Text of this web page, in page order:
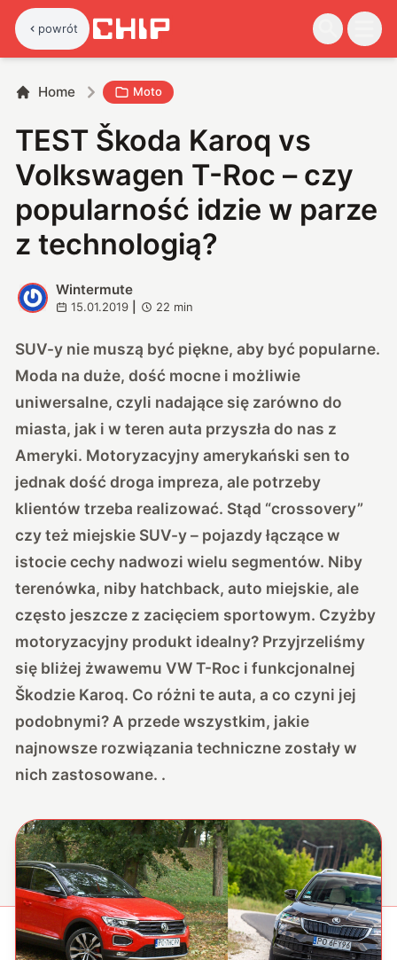
powrót
Home Moto
TEST Škoda Karoq vs
Volkswagen T-Roc – czy
popularność idzie w parze
z technologią?
W
Wintermute
15.01.2019 22 min
SUV-y nie muszą być piękne, aby być popularne.
Moda na duże, dość mocne i możliwie
uniwersalne, czyli nadające się zarówno do
miasta, jak i w teren auta przyszła do nas z
Ameryki. Motoryzacyjny amerykański sen to
jednak dość droga impreza, ale potrzeby
klientów trzeba realizować. Stąd “crossovery”
czy też miejskie SUV-y – pojazdy łączące w
istocie cechy nadwozi wielu segmentów. Niby
terenówka, niby hatchback, auto miejskie, ale
często jeszcze z zacięciem sportowym. Czyżby
motoryzacyjny produkt idealny? Przyjrzeliśmy
się bliżej żwawemu VW T-Roc i funkcjonalnej
Škodzie Karoq. Co różni te auta, a co czyni jej
podobnymi? A przede wszystkim, jakie
najnowsze rozwiązania techniczne zostały w
nich zastosowane. .